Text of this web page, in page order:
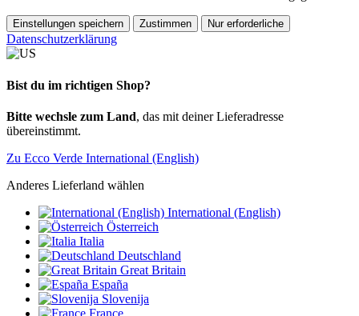
Einstellungen speichern Zustimmen Nur erforderliche
Datenschutzerklärung
Bist du im richtigen Shop?
Bitte wechsle zum Land, das mit deiner Lieferadresse
übereinstimmt.
Zu Ecco Verde International (English)
Anderes Lieferland wählen
International (English)
Österreich
Italia
Deutschland
Great Britain
España
Slovenija
France